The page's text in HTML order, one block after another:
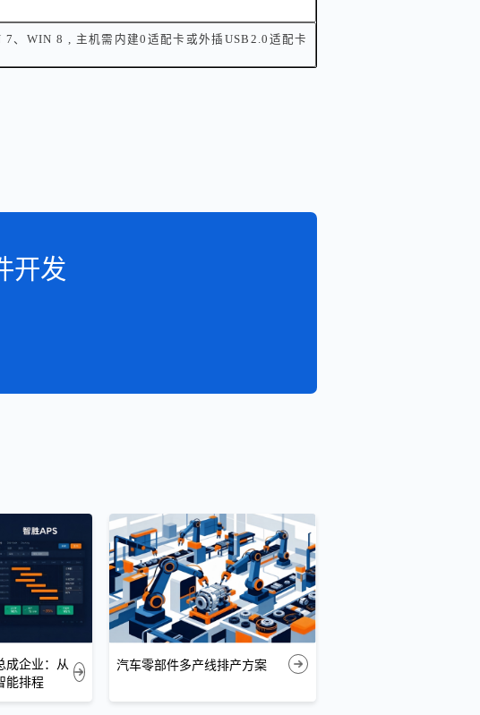
、WIN 8 , 主机需内建0适配卡或外插USB2.0适配卡
开发
成企业：从
能排程
汽车零部件多产线排产方案